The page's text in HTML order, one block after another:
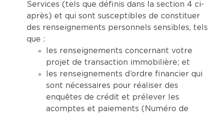
Services (tels que définis dans la section 4 ci-
après) et qui sont susceptibles de constituer
des renseignements personnels sensibles, tels
que :
les renseignements concernant votre
projet de transaction immobilière; et
les renseignements d’ordre financier qui
sont nécessaires pour réaliser des
enquêtes de crédit et prélever les
acomptes et paiements (Numéro de